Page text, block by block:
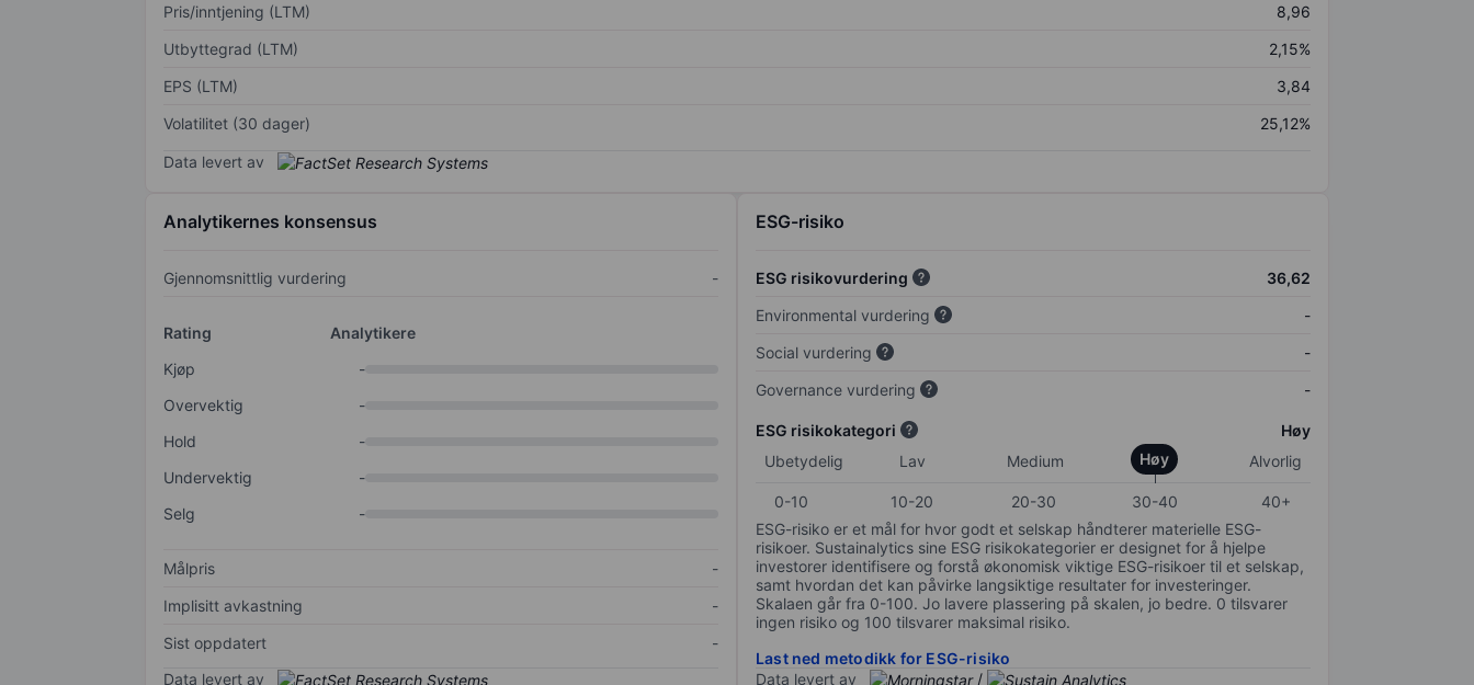
Pris/inntjening (LTM)
8,96
Utbyttegrad (LTM)
2,15%
EPS (LTM)
3,84
Volatilitet (30 dager)
25,12%
Data levert av
Analytikernes konsensus
Gjennomsnittlig vurdering -
Rating
Analytikere
Kjøp
-
Overvektig
-
Hold
-
Undervektig
-
Selg
-
Målpris
-
Implisitt avkastning
-
Sist oppdatert
-
Data levert av
ESG-risiko
ESG risikovurdering
36,62
Environmental vurdering
-
Social vurdering
-
Governance vurdering
-
ESG risikokategori
Høy
Ubetydelig
Lav Medium Høy Alvorlig
0-10 10-20 20-30 30-40
40+
ESG-risiko er et mål for hvor godt et selskap håndterer materielle ESG-
risikoer. Sustainalytics sine ESG risikokategorier er designet for å hjelpe
investorer identifisere og forstå økonomisk viktige ESG-risikoer til et selskap,
samt hvordan det kan påvirke langsiktige resultater for investeringer.
Skalaen går fra 0-100. Jo lavere plassering på skalen, jo bedre. 0 tilsvarer
ingen risiko og 100 tilsvarer maksimal risiko.
Last ned metodikk for ESG-risiko
Data levert av
/